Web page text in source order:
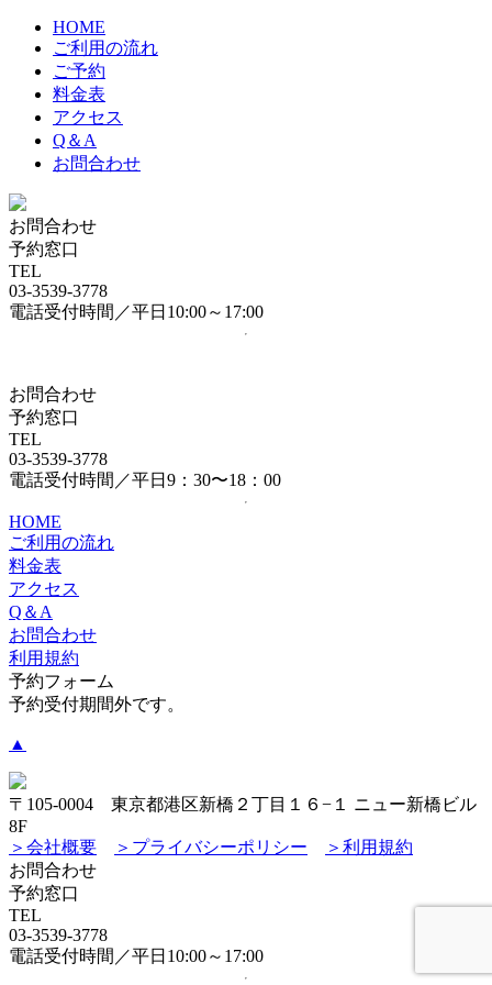
HOME
ご利用の流れ
ご予約
料金表
アクセス
Q＆A
お問合わせ
お問合わせ
予約窓口
TEL
03-3539-3778
電話受付時間／平日10:00～17:00
お問合わせ
予約窓口
TEL
03-3539-3778
電話受付時間／平日9：30〜18：00
HOME
ご利用の流れ
料金表
アクセス
Q＆A
お問合わせ
利用規約
予約フォーム
予約受付期間外です。
▲
〒105-0004 東京都港区新橋２丁目１６−１ ニュー新橋ビル
8F
＞会社概要
＞プライバシーポリシー
＞利用規約
お問合わせ
予約窓口
TEL
03-3539-3778
電話受付時間／平日10:00～17:00